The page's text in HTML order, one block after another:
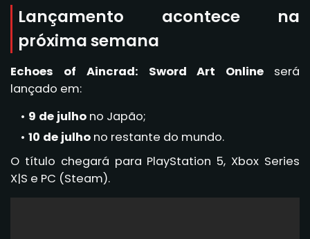
Lançamento acontece na
próxima semana
Echoes of Aincrad: Sword Art Online será
lançado em:
9 de julho no Japão;
10 de julho no restante do mundo.
O título chegará para PlayStation 5, Xbox Series
X|S e PC (Steam).